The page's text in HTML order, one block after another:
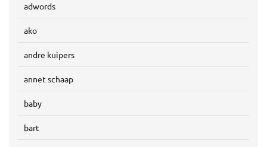
adwords
ako
andre kuipers
annet schaap
baby
bart